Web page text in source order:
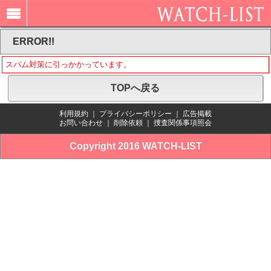
ERROR!!
スパム対策に引っかかっています。
TOPへ戻る
利用規約 プライバシーポリシー
広告掲載
お問い合わせ
削除依頼 捜査関係事項照会
Copyright 2016 WATCH-LIST